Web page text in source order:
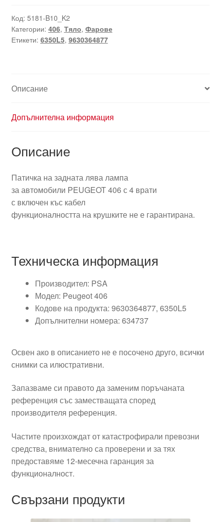
Код: 5181-B10_K2
Категории: 406, Тяло, Фарове
Етикети: 6350L5, 9630364877
Описание
Допълнителна информация
Описание
Патичка на задната лява лампа
за автомобили PEUGEOT 406 с 4 врати
с включен къс кабел
функционалността на крушките не е гарантирана.
Техническа информация
Производител: PSA
Модел: Peugeot 406
Кодове на продукта: 9630364877, 6350L5
Допълнителни номера: 634737
Освен ако в описанието не е посочено друго, всички
снимки са илюстративни.
Запазваме си правото да заменим поръчаната
референция със заместващата според
производителя референция.
Частите произхождат от катастрофирали превозни
средства, внимателно са проверени и за тях
предоставяме 12-месечна гаранция за
функционалност.
Свързани продукти